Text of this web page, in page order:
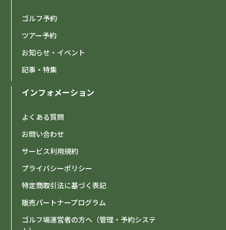
ゴルフ予約
ツアー予約
お知らせ・イベント
記事・特集
インフォメーション
よくある質問
お問い合わせ
サービス利用規約
プライバシーポリシー
特定商取引法に基づく表記
販売パートナープログラム
ゴルフ場運営者の方へ（管理・予約システ